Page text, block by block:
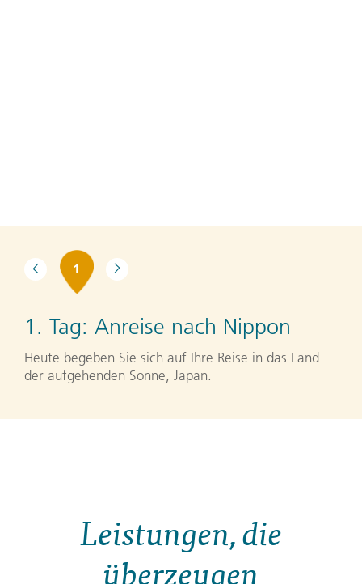
1
1. Tag: Anreise nach Nippon
Heute begeben Sie sich auf Ihre Reise in das Land
der aufgehenden Sonne, Japan.
Leistungen, die
überzeugen